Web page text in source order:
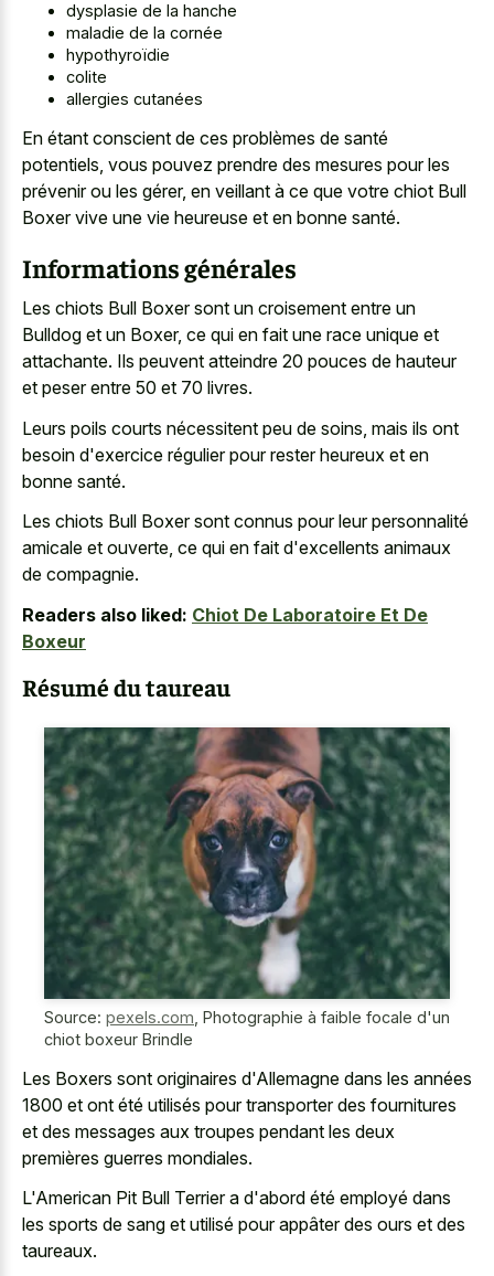
dysplasie de la hanche
maladie de la cornée
hypothyroïdie
colite
allergies cutanées
En étant conscient de ces problèmes de santé
potentiels, vous pouvez prendre des mesures pour les
prévenir ou les gérer, en veillant à ce que votre chiot Bull
Boxer vive une vie heureuse et en bonne santé.
Informations générales
Les chiots Bull Boxer sont un croisement entre un
Bulldog et un Boxer, ce qui en fait une race unique et
attachante. Ils peuvent atteindre 20 pouces de hauteur
et peser entre 50 et 70 livres.
Leurs poils courts nécessitent peu de soins, mais ils ont
besoin d'exercice régulier pour rester heureux et en
bonne santé.
Les chiots Bull Boxer sont connus pour leur personnalité
amicale et ouverte, ce qui en fait d'excellents animaux
de compagnie.
Readers also liked: Chiot De Laboratoire Et De
Boxeur
Résumé du taureau
Source: pexels.com Photographie à faible focale d'un
chiot boxeur Brindle
Les Boxers sont originaires d'Allemagne dans les années
1800 et ont été utilisés pour transporter des fournitures
et des messages aux troupes pendant les deux
premières guerres mondiales.
L'American Pit Bull Terrier a d'abord été employé dans
les sports de sang et utilisé pour appâter des ours et des
taureaux.